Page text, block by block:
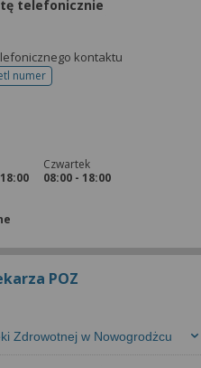
telefonicznie
kontaktu
numer
telefonu do rejestracji
Czwartek
08:00 - 18:00
POZ
Zdrowotnej w Nowogrodżcu